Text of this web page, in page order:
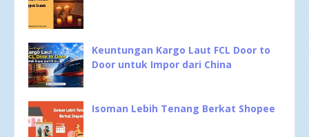
Keuntungan Kargo Laut FCL Door to
Door untuk Impor dari China
Isoman Lebih Tenang Berkat Shopee